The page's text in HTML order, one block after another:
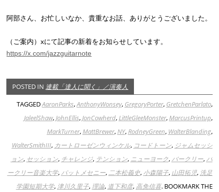
阿部さん、お忙しいなか、貴重なお話、ありがとうございました。
（ご案内）xにて記事の新着をお知らせしています。
https://x.com/jazzguitarnote
POSTED IN 連載「達人に聞く」／演奏人
TAGGEDAaronParks,AnthonyWonsey, GregoryPorter, GretchenParlato,
JaleelShaw,JohnEllis,JonCowherd,LittleGleeMonster,MarcusPrintup,
MarkTurner,MattBrewer,NY,RodneyGreen, WalterBlanding,
WalterSmithIII, カートローゼンウィンケル, コードトーン, ジャムセッシ
ョン, セッション, チャレンジ, テンション, ニューヨーク,バークリー,バ
ークリー音楽大学,パットメセニー,二本松義史, 小森陽子, 山田拓児, 洗足
学園短期大学, 津川久里子,理論, 道下和彦, 高免信喜. BOOKMARK THE